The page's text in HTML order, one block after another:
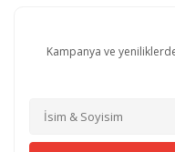
Kampanya ve